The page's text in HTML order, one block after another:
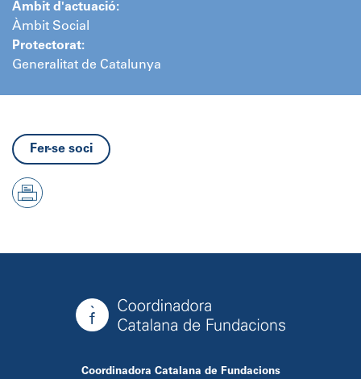
Àmbit d'actuació:
Àmbit Social
Protectorat:
Generalitat de Catalunya
Fer-se soci
Coordinadora Catalana de Fundacions